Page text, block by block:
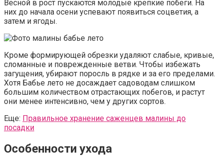
Весной в рост пускаются молодые крепкие побеги. На
них до начала осени успевают появиться соцветия, а
затем и ягоды.
Кроме формирующей обрезки удаляют слабые, кривые,
сломанные и поврежденные ветви. Чтобы избежать
загущения, убирают поросль в рядке и за его пределами.
Хотя Бабье лето не досаждает садоводам слишком
большим количеством отрастающих побегов, и растут
они менее интенсивно, чем у других сортов.
Еще: Правильное хранение саженцев малины до
посадки
Особенности ухода